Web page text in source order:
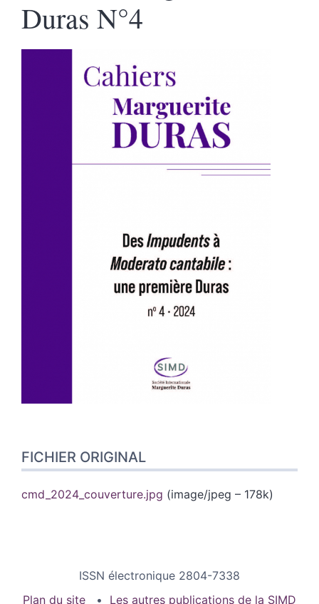
Duras N°4
FICHIER ORIGINAL
cmd_2024_couverture.jpg (image/jpeg – 178k)
ISSN électronique 2804-7338
Plan du site
Les autres publications de la SIMD